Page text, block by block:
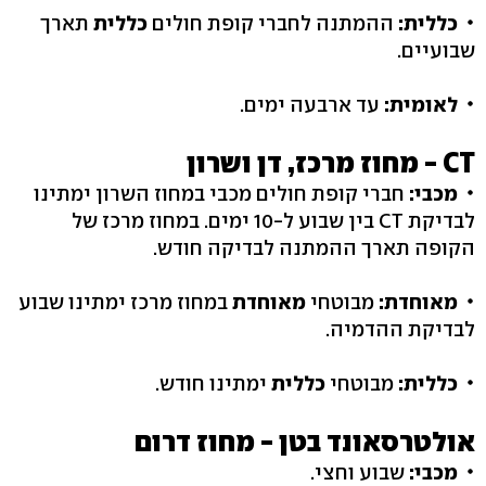
כללית: ההמתנה לחברי קופת חולים כללית תארך
שבועיים.
לאומית: עד ארבעה ימים.
CT - מחוז מרכז, דן ושרון
מכבי: חברי קופת חולים מכבי במחוז השרון ימתינו
לבדיקת CT בין שבוע ל-10 ימים. במחוז מרכז של
הקופה תארך ההמתנה לבדיקה חודש.
מאוחדת: מבוטחי מאוחדתבמחוז מרכז ימתינו שבוע
לבדיקת ההדמיה.
כללית: מבוטחי כללית ימתינו חודש.
אולטרסאונד בטן - מחוז דרום
מכבי: שבוע וחצי.